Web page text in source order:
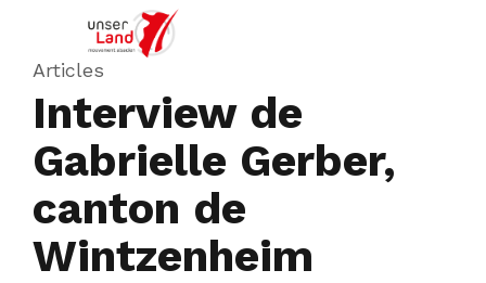
Articles
Interview de
Gabrielle Gerber,
canton de
Wintzenheim